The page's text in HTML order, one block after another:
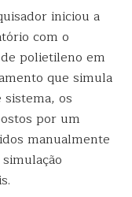
iniciou a
com o
polietileno em
que simula
sistema, os
por um
manualmente